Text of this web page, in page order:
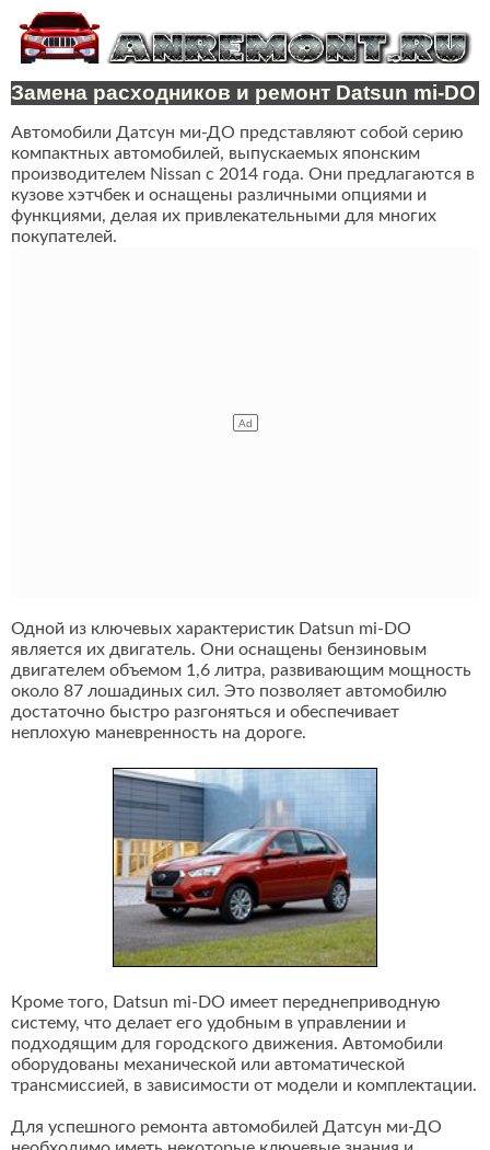
Замена расходников и ремонт Datsun mi-DO
Автомобили Датсун ми-ДО представляют собой серию
компактных автомобилей, выпускаемых японским
производителем Nissan с 2014 года. Они предлагаются в
кузове хэтчбек и оснащены различными опциями и
функциями, делая их привлекательными для многих
покупателей.
Одной из ключевых характеристик Datsun mi-DO
является их двигатель. Они оснащены бензиновым
двигателем объемом 1,6 литра, развивающим мощность
около 87 лошадиных сил. Это позволяет автомобилю
достаточно быстро разгоняться и обеспечивает
неплохую маневренность на дороге.
Кроме того, Datsun mi-DO имеет переднеприводную
систему, что делает его удобным в управлении и
подходящим для городского движения. Автомобили
оборудованы механической или автоматической
трансмиссией, в зависимости от модели и комплектации.
Для успешного ремонта автомобилей Датсун ми-ДО